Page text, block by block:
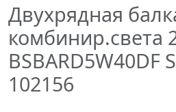
Двухрядная
комбинир.света
BSBARD5W40DF
102156